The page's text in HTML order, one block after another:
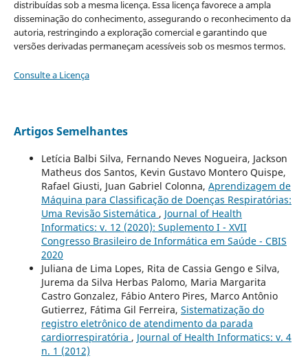
distribuídas sob a mesma licença. Essa licença favorece a ampla
disseminação do conhecimento, assegurando o reconhecimento da
autoria, restringindo a exploração comercial e garantindo que
versões derivadas permaneçam acessíveis sob os mesmos termos.
Consulte a Licença
Artigos Semelhantes
Letícia Balbi Silva, Fernando Neves Nogueira, Jackson
Matheus dos Santos, Kevin Gustavo Montero Quispe,
Rafael Giusti, Juan Gabriel Colonna, Aprendizagem de
Máquina para Classificação de Doenças Respiratórias:
Uma Revisão Sistemática , Journal of Health
Informatics: v. 12 (2020): Suplemento I - XVII
Congresso Brasileiro de Informática em Saúde - CBIS
2020
Juliana de Lima Lopes, Rita de Cassia Gengo e Silva,
Jurema da Silva Herbas Palomo, Maria Margarita
Castro Gonzalez, Fábio Antero Pires, Marco Antônio
Gutierrez, Fátima Gil Ferreira, Sistematização do
registro eletrônico de atendimento da parada
cardiorrespiratória , Journal of Health Informatics: v. 4
n. 1 (2012)